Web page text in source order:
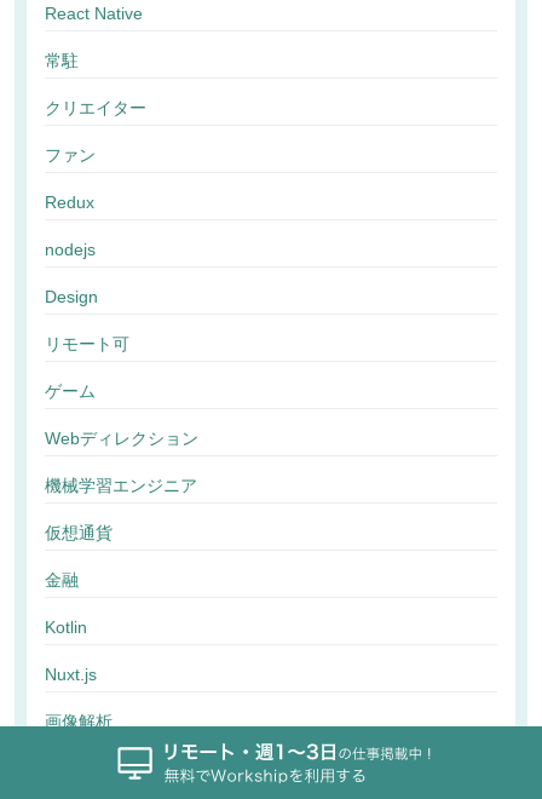
React Native
常駐
クリエイター
ファン
Redux
nodejs
Design
リモート可
ゲーム
Webディレクション
機械学習エンジニア
仮想通貨
金融
Kotlin
Nuxt.js
画像解析